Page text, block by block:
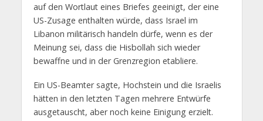
auf den Wortlaut eines Briefes geeinigt, der eine
US-Zusage enthalten würde, dass Israel im
Libanon militärisch handeln dürfe, wenn es der
Meinung sei, dass die Hisbollah sich wieder
bewaffne und in der Grenzregion etabliere.
Ein US-Beamter sagte, Hochstein und die Israelis
hätten in den letzten Tagen mehrere Entwürfe
ausgetauscht, aber noch keine Einigung erzielt.